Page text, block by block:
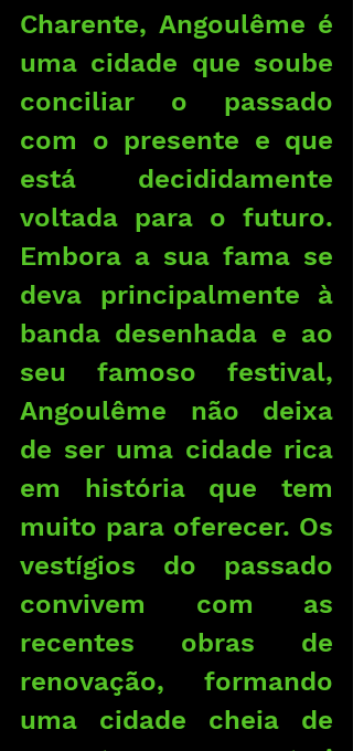
Charente, Angoulême é
uma cidade que soube
conciliar o passado
com o presente e que
está decididamente
voltada para o futuro.
Embora a sua fama se
deva principalmente à
banda desenhada e ao
seu famoso festival,
Angoulême não deixa
de ser uma cidade rica
em história que tem
muito para oferecer. Os
vestígios do passado
convivem com as
recentes obras de
renovação, formando
uma cidade cheia de